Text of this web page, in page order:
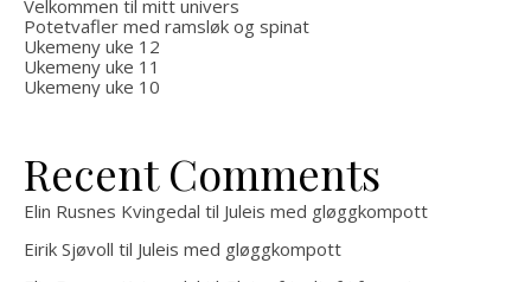
Velkommen til mitt univers
Potetvafler med ramsløk og spinat
Ukemeny uke 12
Ukemeny uke 11
Ukemeny uke 10
Recent Comments
Elin Rusnes Kvingedal til Juleis med gløggkompott
Eirik Sjøvoll til Juleis med gløggkompott